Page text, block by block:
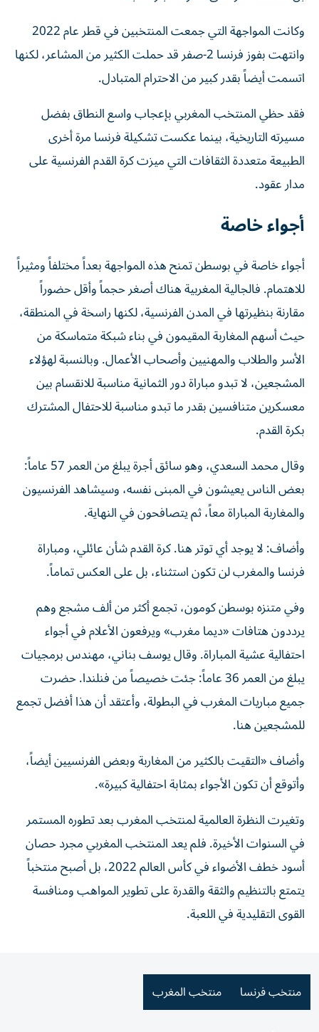
وكانت المواجهة التي جمعت المنتخبين في قطر عام 2022
وانتهت بفوز فرنسا 2-صفر قد حملت الكثير من المشاعر، لكنها
اتسمت أيضاً بقدر كبير من الاحترام ⁠المتبادل.
فقد حظي المنتخب المغربي بإعجاب واسع النطاق بفضل
مسيرته التاريخية، بينما عكست تشكيلة فرنسا مرة أخرى
الطبيعة متعددة الثقافات التي ميزت كرة القدم الفرنسية على
مدار عقود.
أجواء خاصة
أجواء خاصة في بوسطن تمنح هذه المواجهة بعداً مختلفاً ومثيراً
للاهتمام. فالجالية المغربية هناك أصغر حجماً وأقل حضوراً
مقارنة بنظيرتها في المدن الفرنسية، لكنها راسخة في ​المنطقة،
حيث أسهم ‌المغاربة المقيمون في بناء شبكة متماسكة من
الأسر والطلاب والمهنيين وأصحاب الأعمال. وبالنسبة لهؤلاء
المشجعين، لا تبدو مباراة دور الثمانية مناسبة للانقسام بين
معسكرين متنافسين ‌بقدر ما تبدو مناسبة للاحتفال المشترك
بكرة القدم.
وقال محمد السعدي، وهو سائق أجرة يبلغ من العمر 57 عاماً:
بعض الناس يعيشون في المبنى نفسه، وسيشاهد الفرنسيون
والمغاربة المباراة معاً، ثم يتصافحون في النهاية.
وأضاف: لا يوجد أي توتر هنا. كرة القدم شأن عائلي، ومباراة
فرنسا والمغرب لن تكون استثناء، بل على العكس تماماً.
وفي متنزه بوسطن كومون، تجمع ‌أكثر من ألف ‌مشجع وهم
يرددون هتافات «ديما مغرب» ويرفعون الأعلام في أجواء
احتفالية عشية المباراة. وقال ⁠يوسف بناني، مهندس برمجيات
يبلغ من العمر 36 عاماً: جئت خصيصاً من فنلندا. حضرت
جميع مباريات المغرب في البطولة، وأعتقد ‌أن هذا أفضل تجمع
للمشجعين هنا.
وأضاف «التقيت بالكثير من المغاربة وبعض الفرنسيين أيضاً،
وأتوقع أن تكون الأجواء بمثابة احتفالية كبيرة».
وتغيرت النظرة العالمية لمنتخب المغرب بعد تطوره المستمر
في السنوات الأخيرة. فلم يعد المنتخب المغربي مجرد حصان
أسود خطف الأضواء في كأس العالم ⁠2022، بل أصبح منتخباً
يتمتع بالتنظيم والثقة والقدرة على تطوير المواهب ومنافسة
القوى التقليدية في اللعبة.
منتخب فرنسا منتخب المغرب